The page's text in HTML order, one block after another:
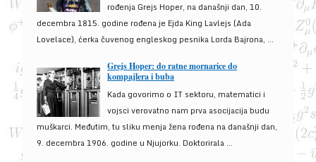
rođenja Grejs Hoper, na današnji dan, 10.
decembra 1815. godine rođena je Ejda King Lavlejs (Ada
Lovelace), ćerka čuvenog engleskog pesnika Lorda Bajrona, ...
Grejs Hoper: do ratne mornarice do
kompajlera i buba
Kada govorimo o IT sektoru, matematici i
vojsci verovatno nam prva asocijacija budu
muškarci. Međutim, tu sliku menja žena rođena na današnji dan,
9. decembra 1906. godine u Njujorku. Doktorirala ...